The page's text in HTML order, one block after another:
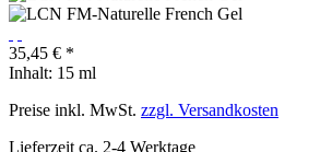
35,45 € *
Inhalt: 15 ml
Preise inkl. MwSt. zzgl. Versandkosten
Lieferzeit ca. 2-4 Werktage